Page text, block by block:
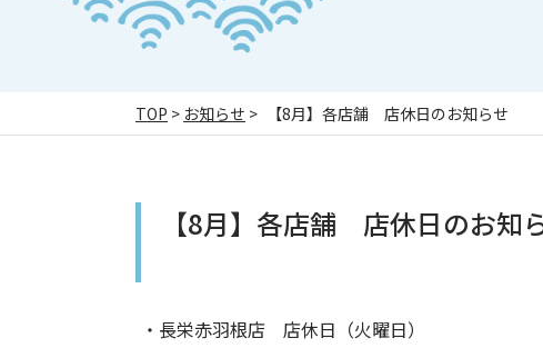
TOP > お知らせ > 【8月】各店舗 店休日のお知らせ
【8月】各店舗 店休日のお知
・長栄赤羽根店 店休日（火曜日）